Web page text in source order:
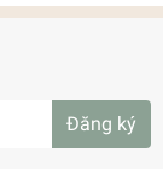
Đăng ký